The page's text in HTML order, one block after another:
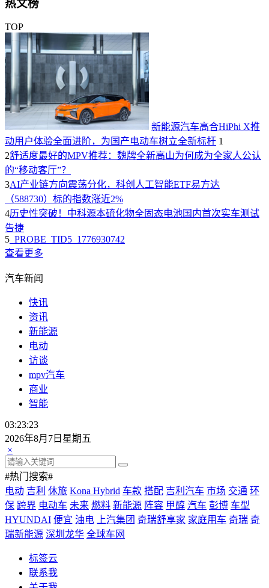
热文榜
TOP
新能源汽车高合HiPhi X推
动用户体验全面进阶，为国产电动车树立全新标杆 1
2舒适度最好的MPV推荐：魏牌全新高山为何成为全家人公认
的“移动客厅”？
3AI产业链方向震荡分化，科创人工智能ETF易方达
（588730）标的指数涨近2%
4历史性突破！中科源本硫化物全固态电池国内首次实车测试
告捷
5 _PROBE_TID5_1776930742
查看更多
汽车新闻
快讯
资讯
新能源
电动
访谈
mpv汽车
商业
智能
03:23:23
2026年8月7日星期五
×
#热门搜索#
电动 吉利 休旅 Kona Hybrid 车款 搭配 吉利汽车 市场 交通 环
保 跨界 电动车 未来 燃料 新能源 阵容 甲醇 汽车 彭博 车型
HYUNDAI 便宜 油电 上汽集团 奇瑞舒享家 家庭用车 奇瑞 奇
瑞新能源 深圳龙华 全球车网
标签云
联系我